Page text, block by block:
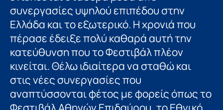
συνεργασίες υψηλού επιπέδου στην
Ελλάδα και το εξωτερικό. Η χρονιά που
πέρασε έδειξε πολύ καθαρά αυτή την
κατεύθυνση που το Φεστιβάλ πλέον
κινείται. Θέλω ιδιαίτερα να σταθώ και
στις νέες συνεργασίες που
αναπτύσσονται φέτος με φορείς όπως το